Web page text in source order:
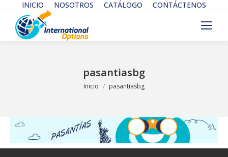
INICIO NOSOTROS CATÁLOGO CONTÁCTENOS
pasantiasbg
Estás aquí:
Inicio pasantiasbg